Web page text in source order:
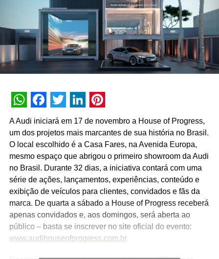
WhatsApp
Facebook
Twitter
LinkedIn
Pinterest
A Audi iniciará em 17 de novembro a House of Progress,
um dos projetos mais marcantes de sua história no Brasil.
O local escolhido é a Casa Fares, na Avenida Europa,
mesmo espaço que abrigou o primeiro showroom da Audi
no Brasil. Durante 32 dias, a iniciativa contará com uma
série de ações, lançamentos, experiências, conteúdo e
exibição de veículos para clientes, convidados e fãs da
marca. De quarta a sábado a House of Progress receberá
apenas convidados e, aos domingos, será aberta ao
público – basta se inscrever no site oficial do evento:
www.audihouseofprogress.com.br.